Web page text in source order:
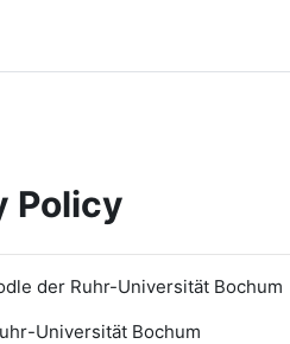
Policy
der Ruhr-Universität Bochum
-Universität Bochum